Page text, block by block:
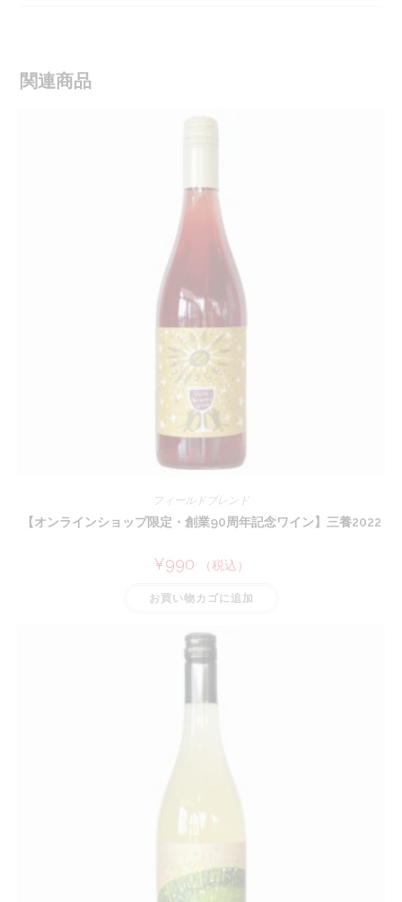
関連商品
フィールドブレンド
【オンラインショップ限定・創業90周年記念ワイン】三養2022
¥990 （税込）
お買い物カゴに追加